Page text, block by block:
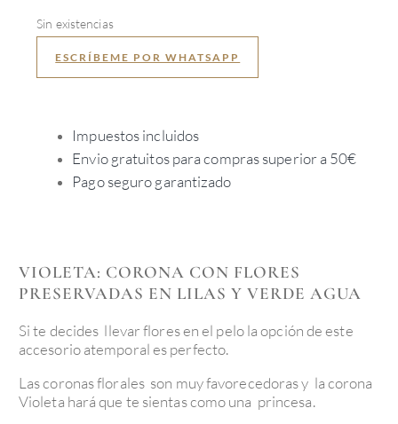
Sin existencias
ESCRÍBEME POR WHATSAPP
Impuestos incluidos
Envio gratuitos para compras superior a 50€
Pago seguro garantizado
VIOLETA: CORONA CON FLORES
PRESERVADAS EN LILAS Y VERDE AGUA
Si te decides llevar flores en el pelo la opción de este
accesorio atemporal es perfecto.
Las coronas florales son muy favorecedoras y la corona
Violeta hará que te sientas como una princesa.